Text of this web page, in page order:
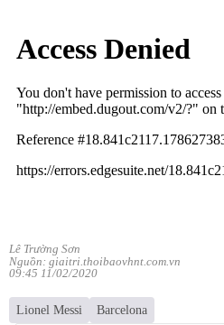
Lê Trường Sơn
Nguồn: giaitri.thoibaovhnt.com.vn
09:45 11/02/2020
Lionel Messi Barcelona